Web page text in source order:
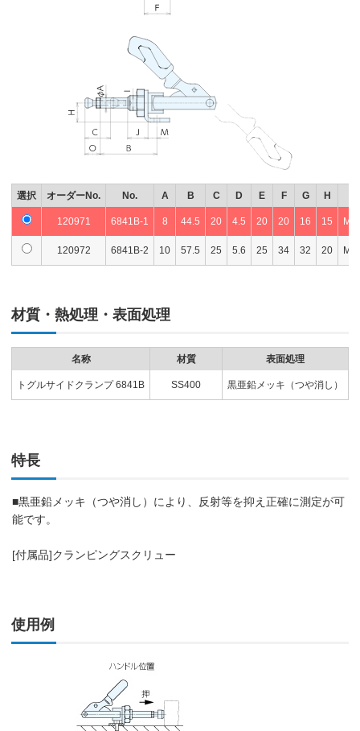
選択 オーダーNo. No. A B C D E F G H
120971 6841B-1 8 44.5 20 4.5 20 20 16 15
120972 6841B-2 10 57.5 25 5.6 25 34 32 20
材質・熱処理・表面処理
名称 材質 表面処理
トグルサイドクランプ 6841B SS400 黒亜鉛メッキ（つや消し）
特長
■黒亜鉛メッキ（つや消し）により、反射等を抑え正確に測定が可
能です。
[付属品]クランピングスクリュー
使用例